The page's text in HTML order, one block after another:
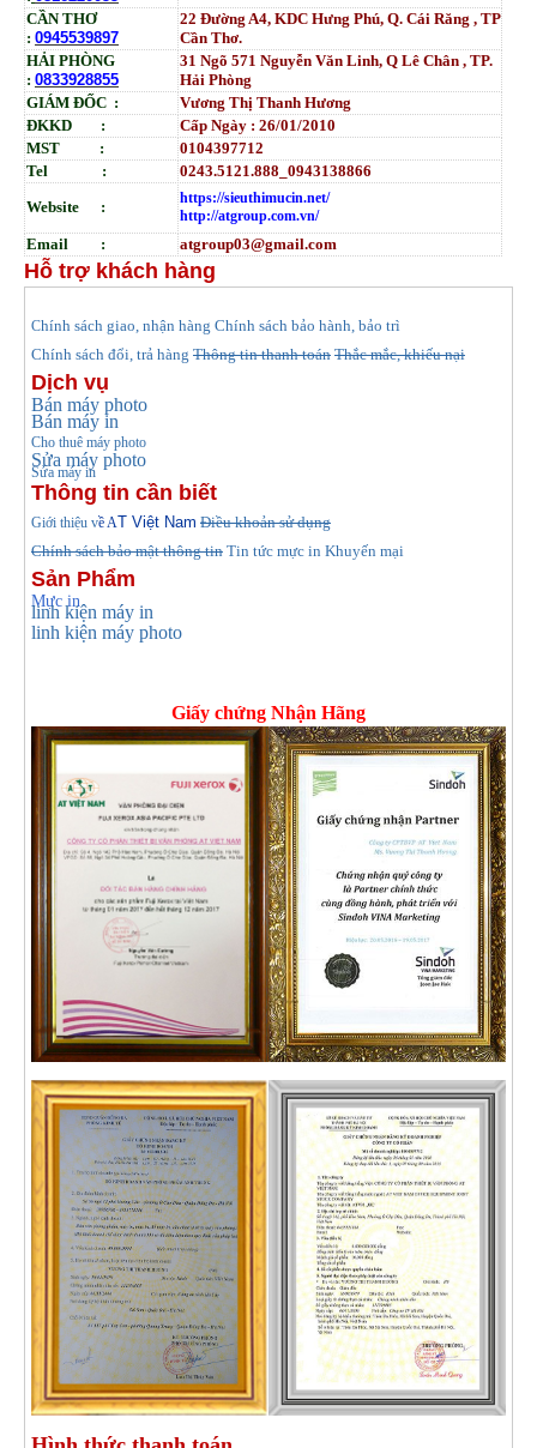
CẦN THƠ
: 0945539897
22 Đường A4, KDC Hưng Phú, Q. Cái Răng , TP
Cần Thơ.
HẢI PHÒNG
: 0833928855
31 Ngõ 571 Nguyễn Văn Linh, Q Lê Chân , TP.
Hải Phòng
GIÁM ĐỐC :
Vương Thị Thanh Hương
ĐKKD :
Cấp Ngày : 26/01/2010
MST :
0104397712
Tel :
0243.5121.888_0943138866
Website :
https://sieuthimucin.net/
http://atgroup.com.vn/
Email : atgroup03@gmail.com
Hỗ trợ khách hàng
Chính sách giao, nhận hàng Chính sách bảo hành, bảo trì
Chính sách đổi, trả hàng Thông tin thanh toán Thắc mắc, khiếu nại
Dịch vụ
Bán máy photo
Bán máy in
Cho thuê máy photo
Sửa máy photo
Sửa máy in
Thông tin cần biết
Giới thiệu về AT Việt Nam Điều khoản sử dụng
Chính sách bảo mật thông tin Tin tức mực in Khuyến mại
Sản Phẩm
Mực in
linh kiện máy in
linh kiện máy photo
Giấy chứng Nhận Hãng